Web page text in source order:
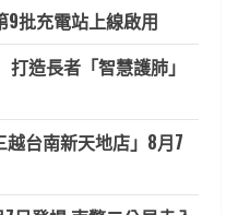
9批充電站上線啟用
造長者「智慧護肺」
越台南新天地店」8月7